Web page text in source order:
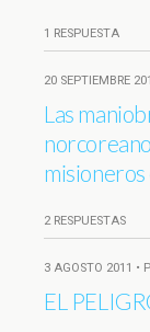
1 RESPUESTA
20 SEPTIEMBRE
Las
2 RESPUESTAS
3 AGOSTO 2011 •
EL